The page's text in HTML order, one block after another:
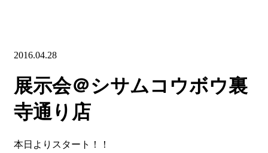
2016.04.28
展示会＠シサムコウボウ裏
寺通り店
本日よりスタート！！